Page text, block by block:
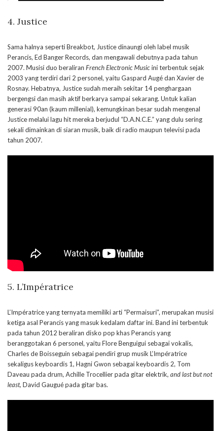
4. Justice
Sama halnya seperti Breakbot, Justice dinaungi oleh label musik
Perancis, Ed Banger Records, dan mengawali debutnya pada tahun
2007. Musisi duo beraliran French Electronic Musicini terbentuk sejak
2003 yang terdiri dari 2 personel, yaitu Gaspard Augé dan Xavier de
Rosnay. Hebatnya, Justice sudah meraih sekitar 14 penghargaan
bergengsi dan masih aktif berkarya sampai sekarang. Untuk kalian
generasi 90an (kaum millenial), kemungkinan besar sudah mengenal
Justice melalui lagu hit mereka berjudul “D.A.N.C.E.” yang dulu sering
sekali dimainkan di siaran musik, baik di radio maupun televisi pada
tahun 2007.
5. L’Impératrice
L’Impératrice yang ternyata memiliki arti “Permaisuri”, merupakan musisi
ketiga asal Perancis yang masuk kedalam daftar ini. Band ini terbentuk
pada tahun 2012 beraliran disko pop khas Perancis yang
beranggotakan 6 personel, yaitu Flore Benguigui sebagai vokalis,
Charles de Boisseguin sebagai pendiri grup musik L’Impératrice
sekaligus keyboardis 1, Hagni Gwon sebagai keyboardis 2, Tom
Daveau pada drum, Achille Trocellier pada gitar elektrik, and last but not
least, David Gaugué pada gitar bas.